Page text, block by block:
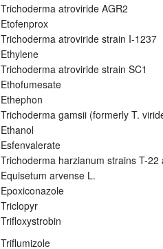
Trichoderma atroviride AGR2
Etofenprox
Trichoderma atroviride strain I-1237
Ethylene
Trichoderma atroviride strain SC1
Ethofumesate
Ethephon
Trichoderma gamsii (formerly T.
Ethanol
Esfenvalerate
Trichoderma harzianum strains T-22
Equisetum arvense L.
Epoxiconazole
Triclopyr
Trifloxystrobin
Triflumizole